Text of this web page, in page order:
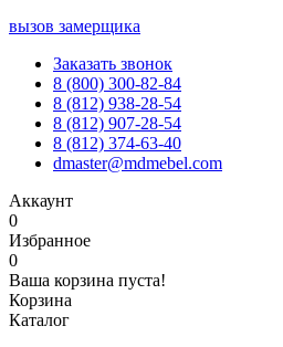
вызов замерщика
Заказать звонок
8 (800) 300-82-84
8 (812) 938-28-54
8 (812) 907-28-54
8 (812) 374-63-40
dmaster@mdmebel.com
Аккаунт
0
Избранное
0
Ваша корзина пуста!
Корзина
Каталог